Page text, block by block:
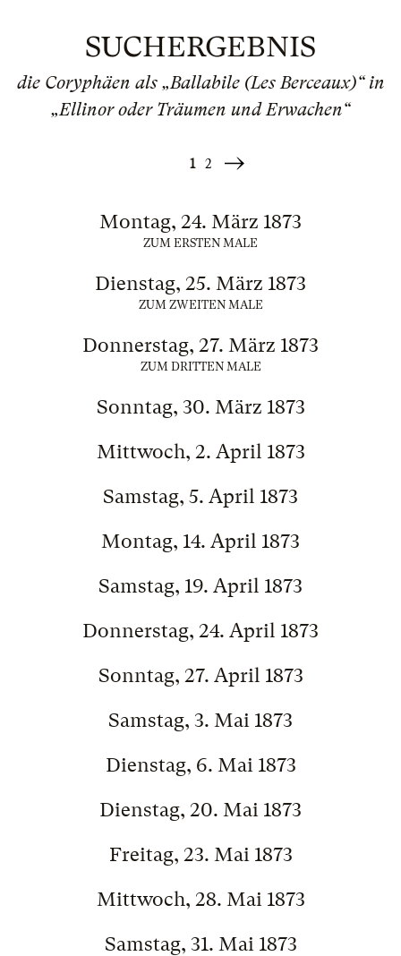
SUCHERGEBNIS
die Coryphäen als „Ballabile (Les Berceaux)“ in
„Ellinor oder Träumen und Erwachen“
1 2
Weiter
Montag, 24. März 1873
ZUM ERSTEN MALE
Dienstag, 25. März 1873
ZUM ZWEITEN MALE
Donnerstag, 27. März 1873
ZUM DRITTEN MALE
Sonntag, 30. März 1873
Mittwoch, 2. April 1873
Samstag, 5. April 1873
Montag, 14. April 1873
Samstag, 19. April 1873
Donnerstag, 24. April 1873
Sonntag, 27. April 1873
Samstag, 3. Mai 1873
Dienstag, 6. Mai 1873
Dienstag, 20. Mai 1873
Freitag, 23. Mai 1873
Mittwoch, 28. Mai 1873
Samstag, 31. Mai 1873